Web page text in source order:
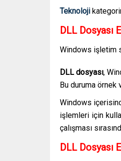
Teknoloji
DLL Dosyası
Windows işletim
DLL dosyası,
Bu duruma
Windows
işlemleri için
çalışması
DLL Dosyası